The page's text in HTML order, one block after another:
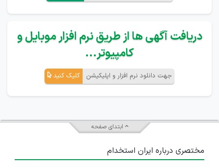
دریافت آگهی ها از طریق نرم افزار موبایل و
کامپیوتر...
جهت دانلود نرم افزار و اپلیکیشن کلیک کنید
ابتدای صفحه
مختصری درباره ایران استخدام